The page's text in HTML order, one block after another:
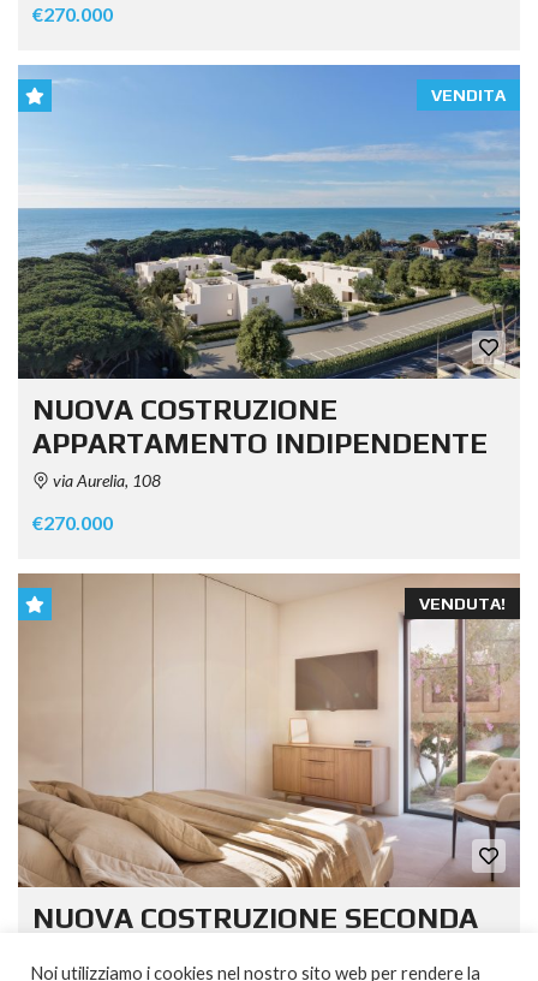
€270.000
VENDITA
NUOVA COSTRUZIONE
APPARTAMENTO INDIPENDENTE
via Aurelia, 108
€270.000
VENDUTA!
NUOVA COSTRUZIONE SECONDA
Noi utilizziamo i cookies nel nostro sito web per rendere la